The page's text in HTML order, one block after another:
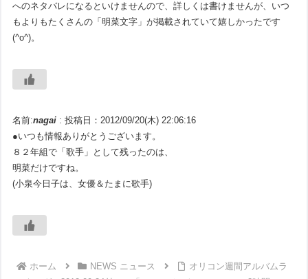
へのネタバレになるといけませんので、詳しくは書けませんが、いつ
もよりもたくさんの「明菜文字」が掲載されていて嬉しかったです
(^o^)。
名前:nagai : 投稿日：2012/09/20(木) 22:06:16
●いつも情報ありがとうございます。
８２年組で「歌手」として残ったのは、
明菜だけですね。
(小泉今日子は、女優＆たまに歌手)
ホーム NEWS ニュース
オリコン週間アルバムラ